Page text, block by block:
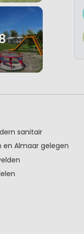
sanitair
en Almaar gelegen